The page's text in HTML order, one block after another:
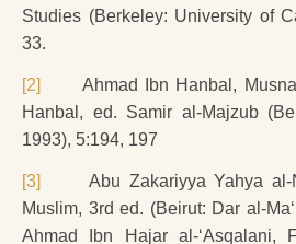
Studies (Berkeley: University of
33.
[2]
Ahmad Ibn Hanbal,
Hanbal, ed. Samir al-Majzub
1993), 5:194, 197
[3]
Abu Zakariyya Yahya al-
Muslim, 3rd ed. (Beirut: Dar al-
Ahmad Ibn Hajar al-‘Asqalani,